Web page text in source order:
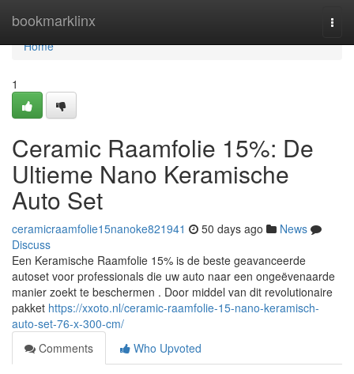
bookmarklinx
Home
Home
1
Ceramic Raamfolie 15%: De
Ultieme Nano Keramische
Auto Set
ceramicraamfolie15nanoke821941 50 days ago
News
Discuss
Een Keramische Raamfolie 15% is de beste geavanceerde
autoset voor professionals die uw auto naar een ongeëvenaarde
manier zoekt te beschermen . Door middel van dit revolutionaire
pakket https://xxoto.nl/ceramic-raamfolie-15-nano-keramisch-
auto-set-76-x-300-cm/
Comments
Who Upvoted